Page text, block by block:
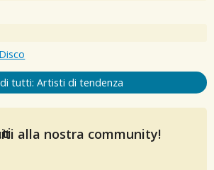
tutti: Artisti di tendenza
alla nostra community!